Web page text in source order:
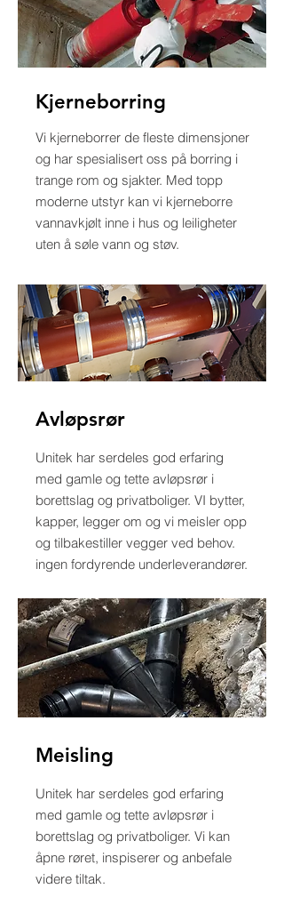
Kjerneborring
Vi kjerneborrer de fleste dimensjoner
og har spesialisert oss på borring i
trange rom og sjakter. Med topp
moderne utstyr kan vi kjerneborre
vannavkjølt inne i hus og leiligheter
uten å søle vann og støv.
Avløpsrør
Unitek har serdeles god erfaring
med gamle og tette avløpsrør i
borettslag og privatboliger. VI bytter,
kapper, legger om og vi meisler opp
og tilbakestiller vegger ved behov.
ingen fordyrende underleverandører.
Meisling
Unitek har serdeles god erfaring
med gamle og tette avløpsrør i
borettslag og privatboliger. Vi kan
åpne røret, inspiserer og anbefale
videre tiltak.